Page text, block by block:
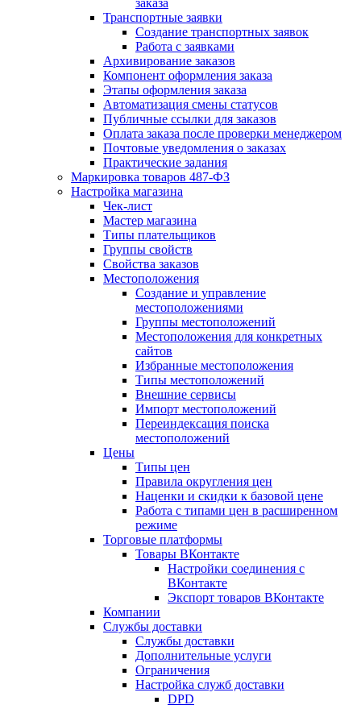
заказа
Транспортные заявки
Создание транспортных заявок
Работа с заявками
Архивирование заказов
Компонент оформления заказа
Этапы оформления заказа
Автоматизация смены статусов
Публичные ссылки для заказов
Оплата заказа после проверки менеджером
Почтовые уведомления о заказах
Практические задания
Маркировка товаров 487-ФЗ
Настройка магазина
Чек-лист
Мастер магазина
Типы плательщиков
Группы свойств
Свойства заказов
Местоположения
Создание и управление
местоположениями
Группы местоположений
Местоположения для конкретных
сайтов
Избранные местоположения
Типы местоположений
Внешние сервисы
Импорт местоположений
Переиндексация поиска
местоположений
Цены
Типы цен
Правила округления цен
Наценки и скидки к базовой цене
Работа с типами цен в расширенном
режиме
Торговые платформы
Товары ВКонтакте
Настройки соединения с
ВКонтакте
Экспорт товаров ВКонтакте
Компании
Службы доставки
Службы доставки
Дополнительные услуги
Ограничения
Настройка служб доставки
DPD